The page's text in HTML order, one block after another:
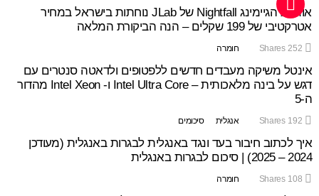
אוזניות הגיימינג Nightfall של JLab נוחתות בישראל במחיר
אטרקטיבי של 199 שקלים – הנה הביקורת המלאה
252
Shares חומרה
אינטל משיקה מעבדים חדשים ללפטופים ולדאטה סנטרים עם
דגש על בינה מלאכותית – Intel Ultra Core ו- Intel Xeon מהדור
ה-5
192
Shares אנגלית סיכומים
איך לכתוב חיבור בעד ונגד באנגלית לבגרות באנגלית (מעודכן
2024 – 2025) | סיכום לבגרות באנגלית
108
Shares חומרה